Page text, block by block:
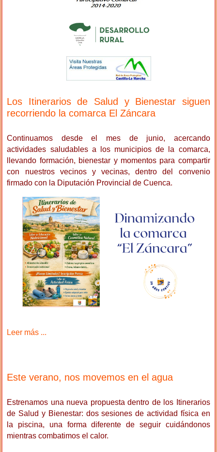
Los Itinerarios de Salud y Bienestar siguen
recorriendo la comarca El Záncara
Continuamos desde el mes de junio, acercando
actividades saludables a los municipios de la comarca,
llevando formación, bienestar y momentos para compartir
con nuestros vecinos y vecinas, dentro del convenio
firmado con la Diputación Provincial de Cuenca.
Leer más ...
Este verano, nos movemos en el agua
Estrenamos una nueva propuesta dentro de los Itinerarios
de Salud y Bienestar: dos sesiones de actividad física en
la piscina, una forma diferente de seguir cuidándonos
mientras combatimos el calor.